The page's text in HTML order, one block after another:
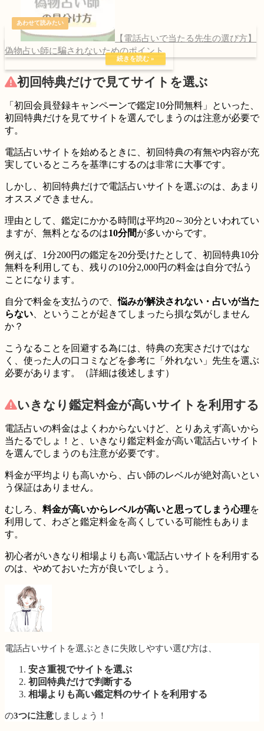
【電話占いで当たる先生の選び方】
偽物占い師に騙されないためのポイント
初回特典だけで見てサイトを選ぶ
「初回会員登録キャンペーンで鑑定10分間無料」といった、
初回特典だけを見てサイトを選んでしまうのは注意が必要で
す。
電話占いサイトを始めるときに、 初回特典の有無や内容が充
実している ところを基準にするのは非常に大事です。
しかし、初回特典だけで電話占いサイトを選ぶのは、あまり
オススメできません。
理由として、鑑定にかかる時間は平均20～30分といわれてい
ますが、無料となるのは10分間が多いからです。
例えば、1分200円の鑑定を20分受けたとして、初回特典10分
無料を利用しても、残りの10分2,000円の料金は自分で払う
ことになります。
自分で料金を支払うので、悩みが解決されない・占いが当た
らない、ということが起きてしまったら損な気がしません
か？
こうなることを回避する為には、特典の充実さだけではな
く、使った人の口コミなどを参考に「 外れない 」先生を選ぶ
必要があります。（詳細は後述します）
いきなり鑑定料金が高いサイトを利用する
電話占いの料金はよくわからないけど、とりあえず高いから
当たるでしょ！と、いきなり 鑑定料金が高い電話占いサイト
を選んでしまう のも注意が必要です。
料金が平均よりも高いから、占い師のレベルが絶対高いとい
う保証はありません。
むしろ、 料金が高いからレベルが高いと思ってしまう心理を
利用して、 わざと鑑定料金を高くしている可能性 もありま
す。
初心者がいきなり相場よりも高い電話占いサイトを利用する
のは、やめておいた方が良いでしょう。
電話占いサイトを選ぶときに失敗しやすい選び方は、
安さ重視でサイトを選ぶ
初回特典だけで判断する
相場よりも高い鑑定料のサイトを利用する
の3つに注意しましょう！